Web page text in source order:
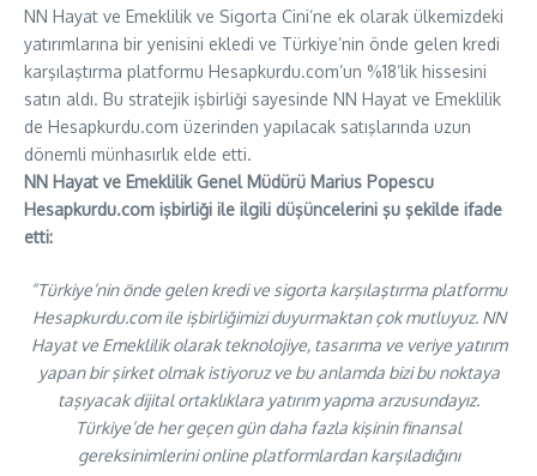
NN Hayat ve Emeklilik ve Sigorta Cini’ne ek olarak ülkemizdeki
yatırımlarına bir yenisini ekledi ve Türkiye’nin önde gelen kredi
karşılaştırma platformu Hesapkurdu.com’un %18’lik hissesini
satın aldı. Bu stratejik işbirliği sayesinde NN Hayat ve Emeklilik
de Hesapkurdu.com üzerinden yapılacak satışlarında uzun
dönemli münhasırlık elde etti.
NN Hayat ve Emeklilik Genel Müdürü Marius Popescu
Hesapkurdu.com işbirliği ile ilgili düşüncelerini şu şekilde ifade
etti:
“Türkiye’nin önde gelen kredi ve sigorta karşılaştırma platformu
Hesapkurdu.com ile işbirliğimizi duyurmaktan çok mutluyuz. NN
Hayat ve Emeklilik olarak teknolojiye, tasarıma ve veriye yatırım
yapan bir şirket olmak istiyoruz ve bu anlamda bizi bu noktaya
taşıyacak dijital ortaklıklara yatırım yapma arzusundayız.
Türkiye’de her geçen gün daha fazla kişinin finansal
gereksinimlerini online platformlardan karşıladığını